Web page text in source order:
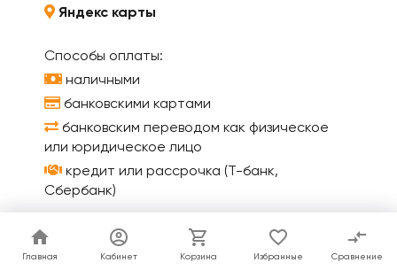
Главная Кабинет Корзина Избранные Сравнение
Главная Кабинет Корзина Избранные Сравнение
Яндекс карты
Способы оплаты:
наличными
банковскими картами
банковским переводом как физическое
или юридическое лицо
кредит или рассрочка (Т-банк,
Сбербанк)
О компании